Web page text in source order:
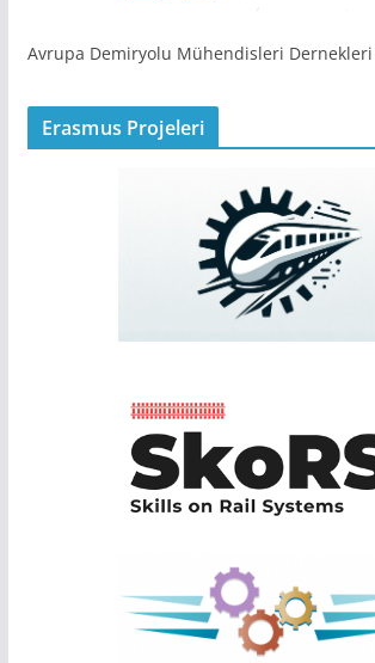
Avrupa Demiryolu Mühendisleri
Erasmus Projeleri